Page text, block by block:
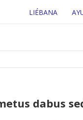
LIÉBANA
dabus